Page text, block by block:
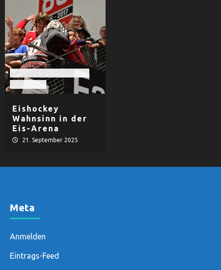
Eishockey
Wahnsinn in der
Eis-Arena
21. September 2025
Meta
Anmelden
Eintrags-Feed